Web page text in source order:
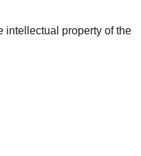
intellectual property of the